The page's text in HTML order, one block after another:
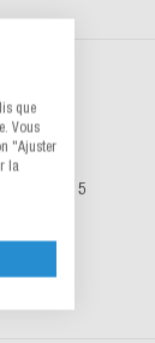
5
que
Vous
"Ajuster
la